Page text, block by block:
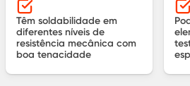
Têm soldabilidade em
diferentes níveis de
resistência mecânica com
boa tenacidade